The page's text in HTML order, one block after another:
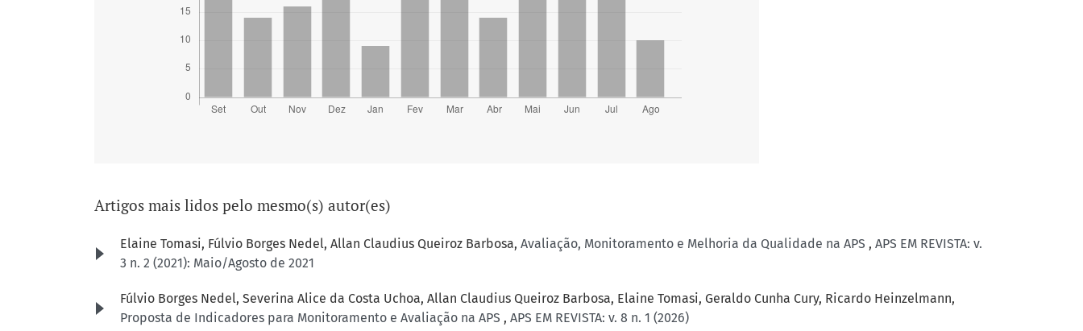
Artigos mais lidos pelo mesmo(s) autor(es)
Elaine Tomasi, Fúlvio Borges Nedel, Allan Claudius Queiroz Barbosa, Avaliação, Monitoramento e Melhoria da Qualidade na APS , APS EM REVISTA: v.
3 n. 2 (2021): Maio/Agosto de 2021
Fúlvio Borges Nedel, Severina Alice da Costa Uchoa, Allan Claudius Queiroz Barbosa, Elaine Tomasi, Geraldo Cunha Cury, Ricardo Heinzelmann,
Proposta de Indicadores para Monitoramento e Avaliação na APS , APS EM REVISTA: v. 8 n. 1 (2026)